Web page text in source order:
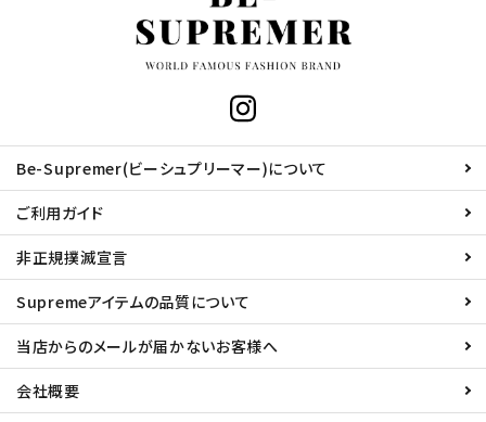
Be-Supremer(ビーシュプリーマー)について
ご利用ガイド
非正規撲滅宣言
Supremeアイテムの品質について
当店からのメールが届かないお客様へ
会社概要